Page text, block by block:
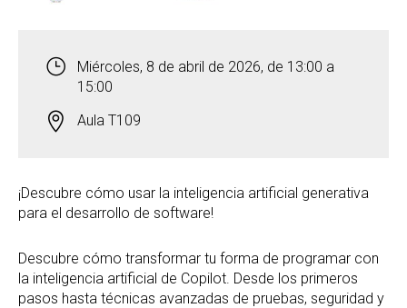
Miércoles, 8 de abril de 2026, de 13:00 a
15:00
Aula T109
¡Descubre cómo usar la inteligencia artificial generativa
para el desarrollo de software!
Descubre cómo transformar tu forma de programar con
la inteligencia artificial de Copilot. Desde los primeros
pasos hasta técnicas avanzadas de pruebas, seguridad y